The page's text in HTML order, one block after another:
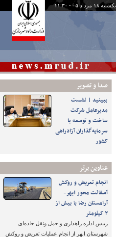
یکشنبه ۱۸ مرداد ۰۵ - ۱۱:۳۰
صدا و تصوير
ببینید | نشست
مدیرعامل شرکت
ساخت و توسعه با
سرمایه‌گذاران آزادراهی
کشور
عناوین برتر
انجام تعریض و روکش
آسفالت محور ابهر-
آرامستان رضا با بیش از
۲ کیلومتر
رییس اداره راهداری و حمل ونقل جاده‌ای
شهرستان ابهر از انجام عملیات تعریض و روکش